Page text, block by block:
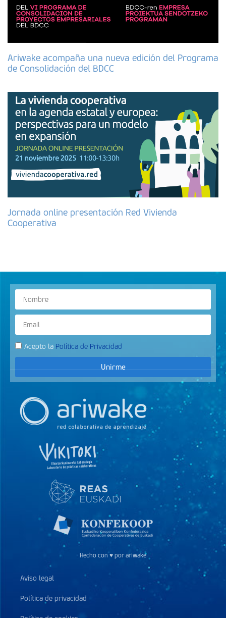
Ariwake acompaña una nueva edición del Programa
de Consolidación del BDCC
Jornada online presentación Red Vivienda
Cooperativa
Acepto la Política de Privacidad
Unirme
Hecho con ♥ por ariwake
Aviso legal
Política de privacidad